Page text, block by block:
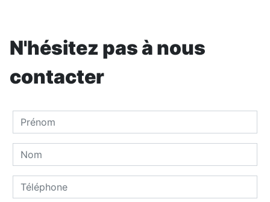
N'hésitez pas à nous
contacter